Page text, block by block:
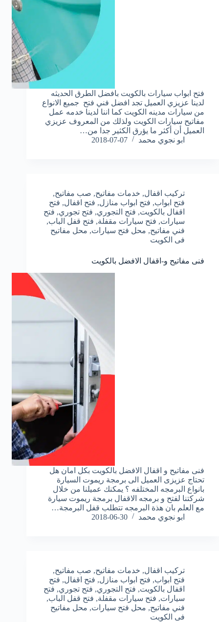
فتح ابواب سيارات بالكويت بافضل الطرق الحديثه
لدينا عزيزي العميل تجد افضل فني فتح جميع الانواع
من سيارات مدينه الكويت كما اننا لدينا خدمه عمل
مفاتيح سيارات الكويت ولذلك من المعروف عزيزي
العميل أن أكثر ما يؤرق الكثير جدا من…
ابو نجوي محمد
2018-07-07
تركيب اقفال, خدمات مفاتيح, صب مفاتيح,
فتح ابواب, فتح ابواب منازل, فتح اقفال, فتح
اقفال بالكويت, فتح التجوري, فتح تجوري, فتح
سيارات, فتح سيارات مقفلة, فتح قفل الباب,
فني مفاتيح, محل فتح سيارات, محل مفاتيح
فى الكويت
فنى مفاتيح و-اقفال الافضل بالكويت
فنى مفاتيح و اقفال الافضل بالكويت بكل امان هل
تحتاج عزيزى العميل الى برمجة ريموت السيارة
بانواع البرمجه المختلفه ؟ يمكنك عميلنا من خلال
شركتنا لفتح و برمجه الاقفال برمجة ريموت سيارة
مع العلم بان هذة البرمجه تتطلب قفل البرمجة…
ابو نجوي محمد
2018-06-30
تركيب اقفال, خدمات مفاتيح, صب مفاتيح,
فتح ابواب, فتح ابواب منازل, فتح اقفال, فتح
اقفال بالكويت, فتح التجوري, فتح تجوري, فتح
سيارات, فتح سيارات مقفلة, فتح قفل الباب,
فني مفاتيح, محل فتح سيارات, محل مفاتيح
فى الكويت